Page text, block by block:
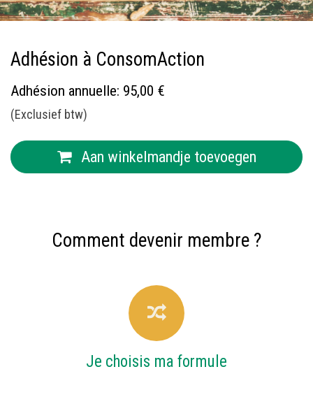
Adhésion à ConsomAction
Adhésion annuelle: 95,00 €
(Exclusief btw)
Aan winkelmandje toevoegen
Comment devenir membre ?
Je choisis ma formule